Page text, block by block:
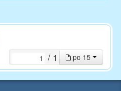
po 15
/ 1